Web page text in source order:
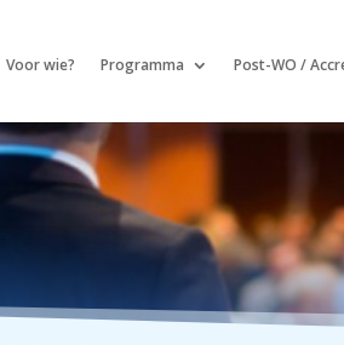
Voor wie? Programma Post-WO /